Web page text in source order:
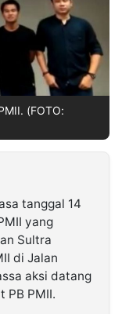
(FOTO:
tanggal 14
yang
Sultra
di Jalan
aksi datang
PB PMII.